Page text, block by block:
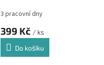
3 pracovní dny
399 Kč / ks
Do košíku